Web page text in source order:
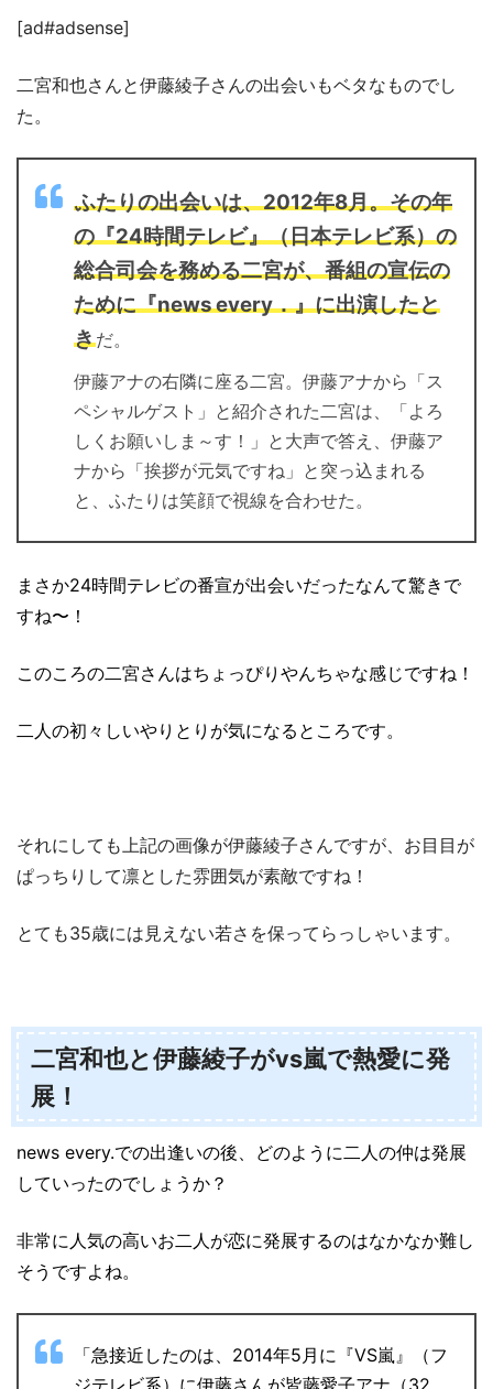
[ad#adsense]
二宮和也さんと伊藤綾子さんの出会いもベタなものでし
た。
ふたりの出会いは、2012年8月。その年
の『24時間テレビ』（日本テレビ系）の
総合司会を務める二宮が、番組の宣伝の
ために『news every．』に出演したと
きだ。
伊藤アナの右隣に座る二宮。伊藤アナから「ス
ペシャルゲスト」と紹介された二宮は、「よろ
しくお願いしま～す！」と大声で答え、伊藤ア
ナから「挨拶が元気ですね」と突っ込まれる
と、ふたりは笑顔で視線を合わせた。
まさか24時間テレビの番宣が出会いだったなんて驚きで
すね〜！
このころの二宮さんはちょっぴりやんちゃな感じですね！
二人の初々しいやりとりが気になるところです。
それにしても上記の画像が伊藤綾子さんですが、お目目が
ぱっちりして凛とした雰囲気が素敵ですね！
とても35歳には見えない若さを保ってらっしゃいます。
二宮和也と伊藤綾子がvs嵐で熱愛に発
展！
news every.での出逢いの後、どのように二人の仲は発展
していったのでしょうか？
非常に人気の高いお二人が恋に発展するのはなかなか難し
そうですよね。
「急接近したのは、2014年5月に『VS嵐』（フ